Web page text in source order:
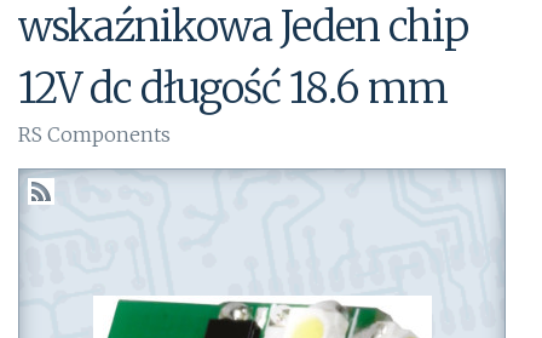
wskaźnikowa Jeden chip
12V dc długość 18.6 mm
RS Components